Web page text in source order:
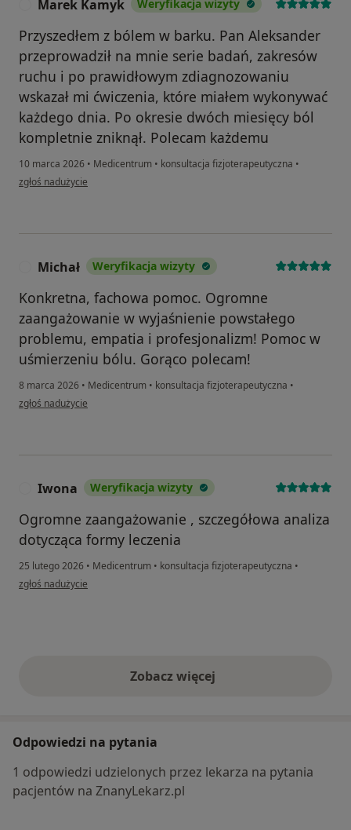
Marek Kamyk Weryfikacja wizyty
Przyszedłem z bólem w barku. Pan Aleksander
przeprowadził na mnie serie badań, zakresów
ruchu i po prawidłowym zdiagnozowaniu
wskazał mi ćwiczenia, które miałem wykonywać
każdego dnia. Po okresie dwóch miesięcy ból
kompletnie zniknął. Polecam każdemu
10 marca 2026 • Medicentrum • konsultacja fizjoterapeutyczna •
w opinii użytkownika Marek Kamyk
zgłoś nadużycie
Michał Weryfikacja wizyty
Konkretna, fachowa pomoc. Ogromne
zaangażowanie w wyjaśnienie powstałego
problemu, empatia i profesjonalizm! Pomoc w
uśmierzeniu bólu. Gorąco polecam!
8 marca 2026 • Medicentrum • konsultacja fizjoterapeutyczna •
w opinii użytkownika Michał
zgłoś nadużycie
Iwona Weryfikacja wizyty
Ogromne zaangażowanie , szczegółowa analiza
dotycząca formy leczenia
25 lutego 2026 • Medicentrum • konsultacja fizjoterapeutyczna •
w opinii użytkownika Iwona
zgłoś nadużycie
Zobacz więcejopinie powyżej
Odpowiedzi na pytania
1 odpowiedzi udzielonych przez lekarza na pytania
pacjentów na ZnanyLekarz.pl